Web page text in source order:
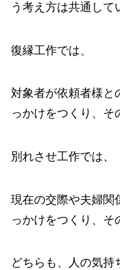
う考え方は共通して
復縁工作では、
対象者が依頼者様と
っかけをつくり、そ
別れさせ工作では、
現在の交際や夫婦関
っかけをつくり、そ
どちらも、人の気持